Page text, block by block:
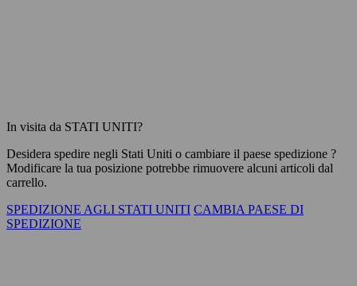
In visita da STATI UNITI?
Desidera spedire negli Stati Uniti o cambiare il paese spedizione ?
Modificare la tua posizione potrebbe rimuovere alcuni articoli dal
carrello.
SPEDIZIONE AGLI STATI UNITI CAMBIA PAESE DI
SPEDIZIONE